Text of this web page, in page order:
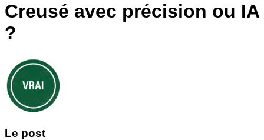
Creusé avec précision ou IA
?
Le post